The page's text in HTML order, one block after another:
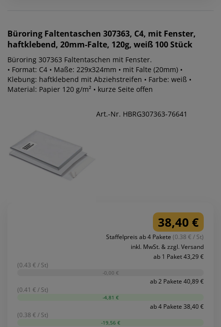
Büroring Faltentaschen 307363, C4, mit Fenster,
haftklebend, 20mm-Falte, 120g, weiß 100 Stück
Büroring 307363 Faltentaschen mit Fenster.
• Format: C4 • Maße: 229x324mm • mit Falte (20mm) •
Klebung: haftklebend mit Abziehstreifen • Farbe: weiß •
Material: Papier 120 g/m² • kurze Seite offen
Art.-Nr. HBRG307363-76641
38,40 €
Staffelpreis ab 4 Pakete (0.38 € / St)
inkl. MwSt. & zzgl. Versand
ab 1 Paket 43,29 €
(0.43 € / St)
-0,00 €
ab 2 Pakete 40,89 €
(0.41 € / St)
-4,81 €
ab 4 Pakete 38,40 €
(0.38 € / St)
-19,56 €